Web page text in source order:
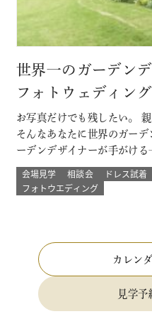
世界一のガーデン
フォトウェディン
お写真だけでも残したい。
そんなあなたに世界のガー
ーデンデザイナーが手がけ
ウェディング。 プロのカメ
ない こだわりのプライベー
会場見学 相談会 ドレス試着
フォトウエディング
カレン
見学予